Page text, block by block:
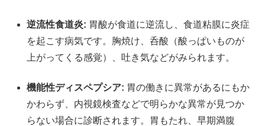
逆流性食道炎: 胃酸が食道に逆流し、食道粘膜に炎症
を起こす病気です。胸焼け、呑酸（酸っぱいものが
上がってくる感覚）、吐き気などがみられます。
機能性ディスペプシア: 胃の働きに異常があるにもか
かわらず、内視鏡検査などで明らかな異常が見つか
らない場合に診断されます。胃もたれ、早期満腹